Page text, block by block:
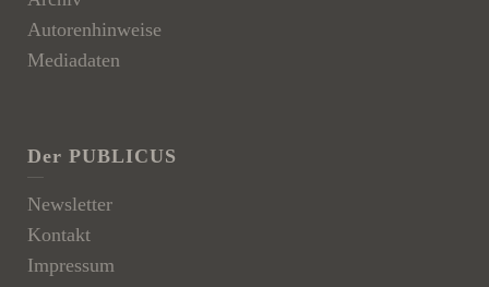
Autorenhinweise
Mediadaten
Der PUBLICUS
Newsletter
Kontakt
Impressum